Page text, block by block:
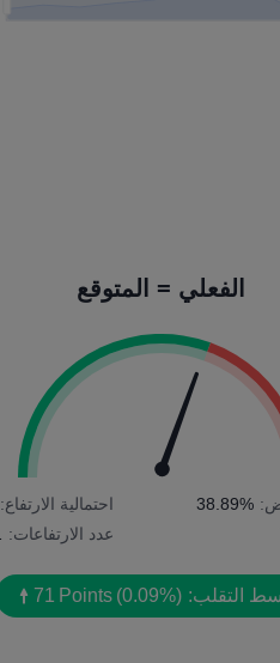
الفعلي = المتوقع
احتمالية الارتفاع:
عدد الارتفاعات:
38.89%
التقلب: 71 Points (0.09%)